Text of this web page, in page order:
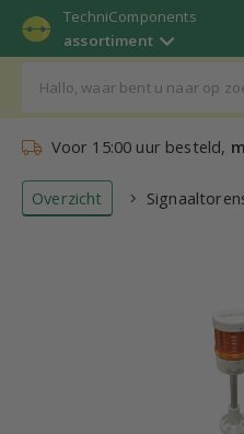
TechniComponents
assortiment
Voor 15:00 uur besteld,
Overzicht